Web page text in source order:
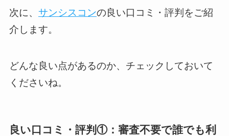
次に、 サンシスコンの良い口コミ・評判をご紹
介します。
どんな良い点があるのか、チェックしておいて
くださいね。
良い口コミ・評判①：審査不要で誰でも利